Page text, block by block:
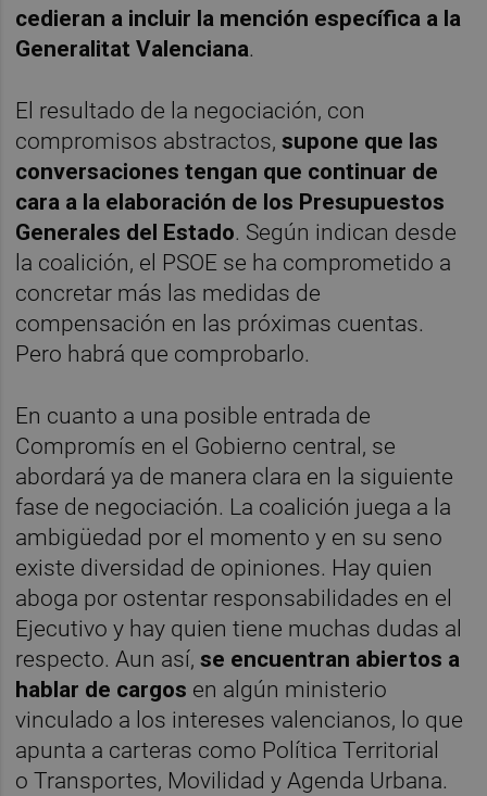
cedieran a incluir la mención específica a la
Generalitat Valenciana.
El resultado de la negociación, con
compromisos abstractos,supone que las
conversaciones tengan que continuar de
cara a la elaboración de los Presupuestos
Generales del Estado. Según indican desde
la coalición, el PSOE se ha comprometido a
concretar más las medidas de
compensación en las próximas cuentas.
Pero habrá que comprobarlo.
En cuanto a una posible entrada de
Compromís en el Gobierno central, se
abordará ya de manera clara en la siguiente
fase de negociación. La coalición juega a la
ambigüedad por el momento y en su seno
existe diversidad de opiniones. Hay quien
aboga por ostentar responsabilidades en el
Ejecutivo y hay quien tiene muchas dudas al
respecto. Aun así, se encuentran abiertos a
hablar de cargos en algún ministerio
vinculado a los intereses valencianos, lo que
apunta a carteras como Política Territorial
o Transportes, Movilidad y Agenda Urbana.